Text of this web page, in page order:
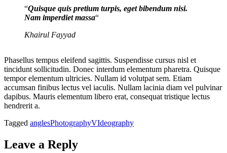
“Quisque quis pretium turpis, eget bibendum nisi.
Nam imperdiet massa“
Khairul Fayyad
Phasellus tempus eleifend sagittis. Suspendisse cursus nisl et
tincidunt sollicitudin. Donec interdum elementum pharetra. Quisque
tempor elementum ultricies. Nullam id volutpat sem. Etiam
accumsan finibus lectus vel iaculis. Nullam lacinia diam vel pulvinar
dapibus. Mauris elementum libero erat, consequat tristique lectus
hendrerit a.
Tagged anglesPhotographyVIdeography
Leave a Reply